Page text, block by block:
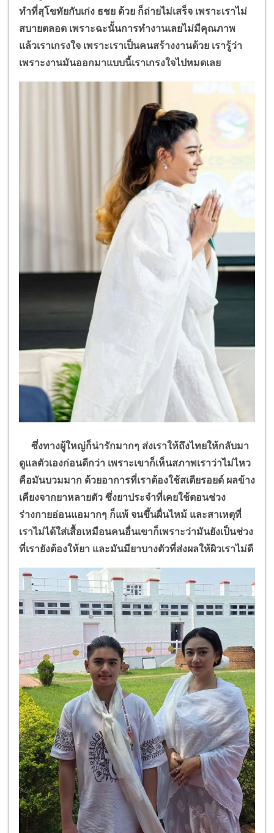
ทำที่สุโขทัยกับเก่ง ธชย ด้วย ก็ถ่ายไม่เสร็จ เพราะเราไม่
สบายตลอด เพราะฉะนั้นการทำงานเลยไม่มีคุณภาพ
แล้วเราเกรงใจ เพราะเราเป็นคนสร้างงานด้วย เรารู้ว่า
เพราะงานมันออกมาแบบนี้เราเกรงใจไปหมดเลย
ซึ่งทางผู้ใหญ่ก็น่ารักมากๆ ส่งเราให้ถึงไทยให้กลับมา
ดูแลตัวเองก่อนดีกว่า เพราะเขาก็เห็นสภาพเราว่าไม่ไหว
คือมันบวมมาก ด้วยอาการที่เราต้องใช้สเตียรอยด์ ผลข้าง
เคียงจากยาหลายตัว ซึ่งยาประจำที่เคยใช้ตอนช่วง
ร่างกายอ่อนแอมากๆ ก็แพ้ จนขึ้นผื่นไหม้ และสาเหตุที่
เราไม่ได้ใส่เสื้อเหมือนคนอื่นเขาก็เพราะว่ามันยังเป็นช่วง
ที่เรายังต้องให้ยา และมันมียาบางตัวที่ส่งผลให้ผิวเราไม่ดี